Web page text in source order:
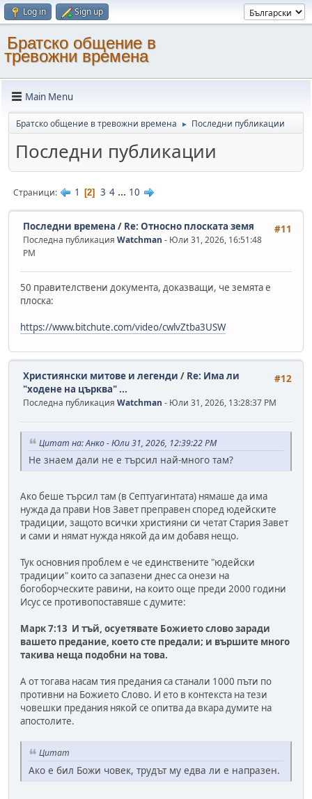
Log in Sign up
Братско общение в
тревожни времена
Main Menu
Братско общение в тревожни времена ► Последни публикации
Последни публикации
Страници 1 2 3 4 ... 10
#11
Последни времена / Re: Oтносно плоската земя
Последна публикация Watchman - Юли 31, 2026, 16:51:48
PM
50 правителствени документа, доказващи, че земята е
плоска:
https://www.bitchute.com/video/cwlvZtba3USW
#12
Християнски митове и легенди / Re: Има ли
"ходене на църква" ...
Последна публикация Watchman - Юли 31, 2026, 13:28:37 PM
Цитат на: Анко - Юли 31, 2026, 12:39:22 PM
Не знаем дали не е търсил най-много там?
Ако беше търсил там (в Септуагинтата) нямаше да има
нужда да прави Нов Завет преправен според юдейските
традиции, защото всички християни си четат Стария Завет
и сами и нямат нужда някой да им добавя нещо.
Тук основния проблем е че единствените "юдейски
традиции" които са запазени днес са онези на
богоборческите равини, на които още преди 2000 години
Исус се противопоставяше с думите:
Марк 7:13 И тъй, осуетявате Божието слово заради
вашето предание, което сте предали; и вършите много
такива неща подобни на това.
А от тогава насам тия предания са станали 1000 пъти по
противни на Божието Слово. И ето в контекста на тези
човешки предания някой се опитва да вкара думите на
апостолите.
Цитат
Ако е бил Божи човек, трудът му едва ли е напразен.